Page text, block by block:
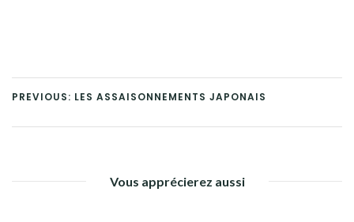
PREVIOUS: LES ASSAISONNEMENTS JAPONAIS
Vous apprécierez aussi